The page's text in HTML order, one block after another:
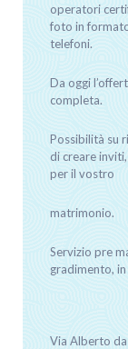
operatori
foto in
telefoni.
Da oggi
completa.
Possibilità su
di creare
per il vostro
matrimonio.
Servizio pre
gradimento,
Via Alberto da